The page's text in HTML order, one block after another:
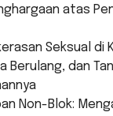
atas
Seksual di
Berulang, dan
Non-Blok: